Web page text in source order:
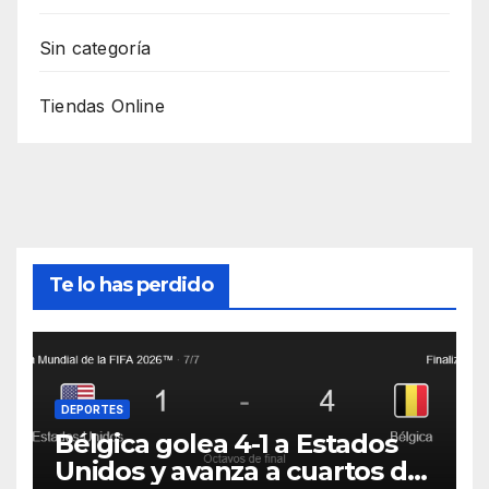
Sin categoría
Tiendas Online
Te lo has perdido
DEPORTES
Bélgica golea 4-1 a Estados
Unidos y avanza a cuartos del